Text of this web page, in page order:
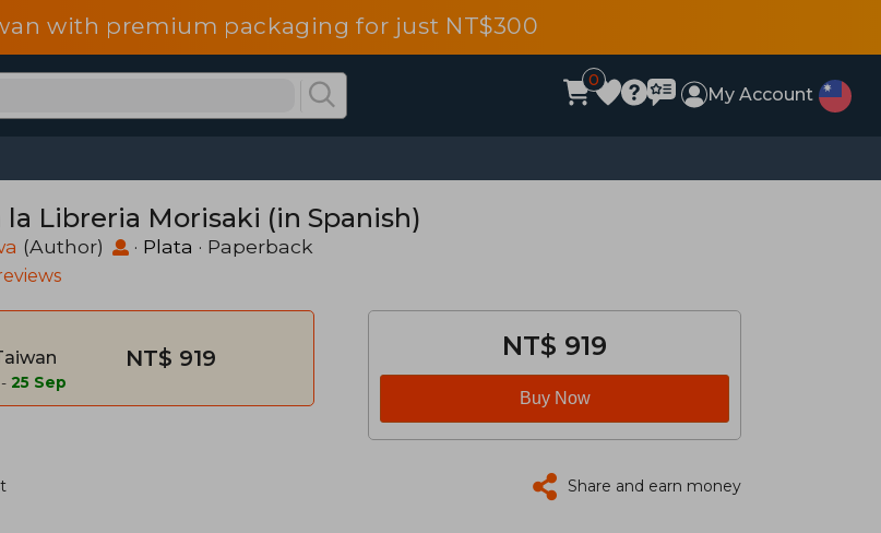
with premium packaging for just NT$300
0
My Account
la Libreria Morisaki (in Spanish)
(Author) · Plata · Paperback
- 25 Sep
NT$ 919 NT$ 919
Buy Now
Share and earn money